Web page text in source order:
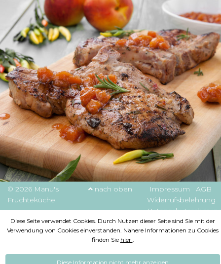
© 2026 Manu's
Früchteküche
nach oben Impressum
AGB
Widerrufsbelehrung
Diese Seite verwendet Cookies. Durch Nutzen dieser Seite sind Sie mit der
Verwendung von Cookies einverstanden. Nähere Informationen zu Cookies
finden Sie hier .
Diese Information nicht mehr anzeigen